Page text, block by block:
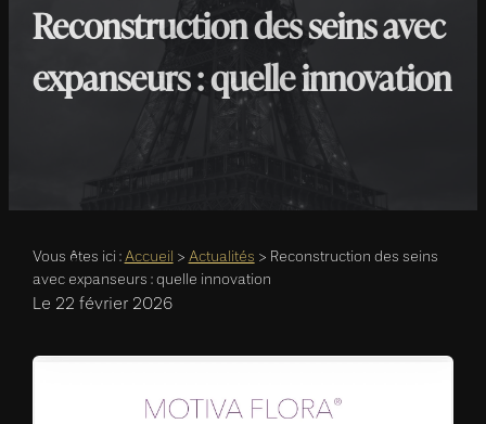
Reconstruction des seins avec
expanseurs : quelle innovation
Vous êtes ici : Accueil > Actualités > Reconstruction des seins
avec expanseurs : quelle innovation
Le 22 février 2026